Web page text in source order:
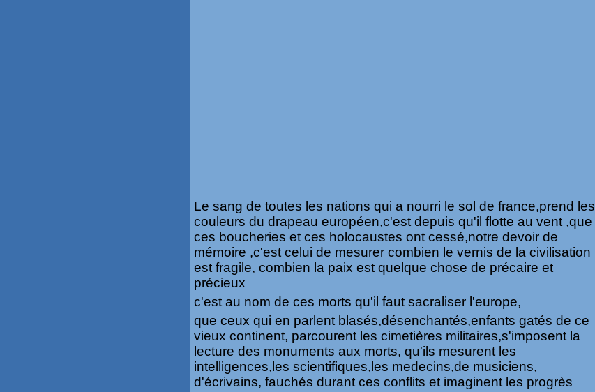
Le sang de toutes les nations qui a nourri le sol de france,prend les
couleurs du drapeau européen,c'est depuis qu'il flotte au vent ,que
ces boucheries et ces holocaustes ont cessé,notre devoir de
mémoire ,c'est celui de mesurer combien le vernis de la civilisation
est fragile, combien la paix est quelque chose de précaire et
précieux
c'est au nom de ces morts qu'il faut sacraliser l'europe,
que ceux qui en parlent blasés,désenchantés,enfants gatés de ce
vieux continent, parcourent les cimetières militaires,s'imposent la
lecture des monuments aux morts, qu'ils mesurent les
intelligences,les scientifiques,les medecins,de musiciens,
d'écrivains, fauchés durant ces conflits et imaginent les progrès